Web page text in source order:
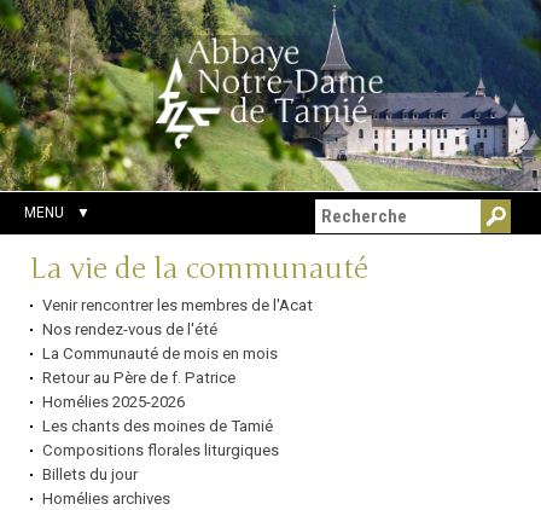
Aller
au
contenu.
|
Aller
à
la
navigation
Outils
personnels
Chercher par
Recherche
avancée…
MENU
Navigation
La vie de la communauté
Venir rencontrer les membres de l'Acat
Nos rendez-vous de l'été
La Communauté de mois en mois
Retour au Père de f. Patrice
Homélies 2025-2026
Les chants des moines de Tamié
Compositions florales liturgiques
Billets du jour
Homélies archives